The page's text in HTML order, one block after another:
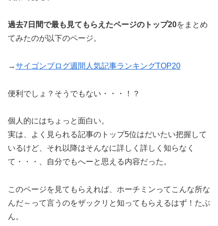
過去7日間で最も見てもらえたページのトップ20をまとめ
てみたのが以下のページ。
→サイゴンブログ週間人気記事ランキングTOP20
便利でしょ？そうでもない・・・！？
個人的にはちょっと面白い。
実は、よく見られる記事のトップ5位はだいたい把握して
いるけど、それ以降はそんなに詳しく詳しく知らなく
て・・・、自分でもへーと思える内容だった。
このページを見てもらえれば、ホーチミンってこんな所な
んだ～って言うのをザックリと知ってもらえるはず！ たぶ
ん。